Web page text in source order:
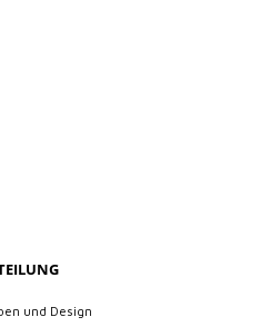
und Design